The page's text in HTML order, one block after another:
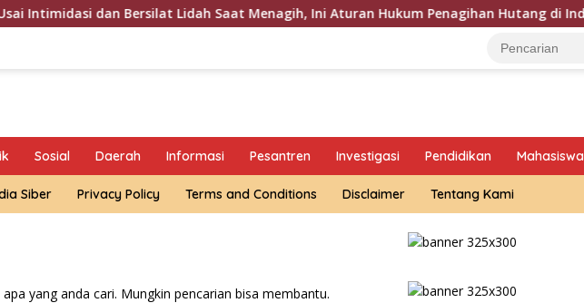
dan Bersilat Lidah Saat Menagih, Ini Aturan Hukum Penagihan Hutang di Indonesia
Sosial Daerah Informasi Pesantren Investigasi Pendidikan Mahasiswa
Siber Privacy Policy Terms and Conditions Disclaimer Tentang Kami
yang anda cari. Mungkin pencarian bisa membantu.